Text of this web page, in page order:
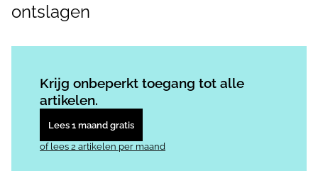
ontslagen
Krijg onbeperkt toegang tot alle
artikelen.
Lees 1 maand gratis
of lees 2 artikelen per maand